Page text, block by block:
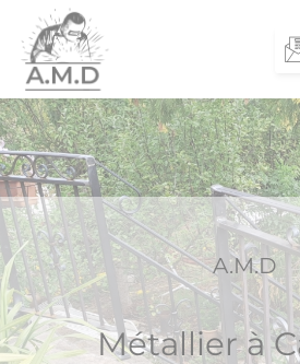
content
A.M.D
Métallier à